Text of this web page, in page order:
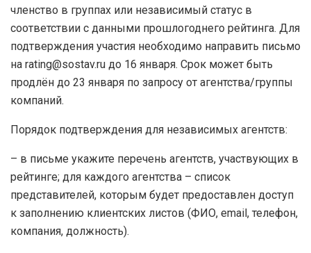
членство в группах или независимый статус в
соответствии с данными прошлогоднего рейтинга. Для
подтверждения участия необходимо направить письмо
на rating@sostav.ru до 16 января. Срок может быть
продлён до 23 января по запросу от агентства/группы
компаний.
Порядок подтверждения для независимых агентств:
– в письме укажите перечень агентств, участвующих в
рейтинге; для каждого агентства – список
представителей, которым будет предоставлен доступ
к заполнению клиентских листов (ФИО, email, телефон,
компания, должность).